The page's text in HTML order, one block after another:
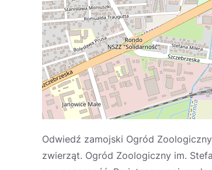
Odwiedź zamojski Ogród
zwierząt. Ogród Zoologiczny im.